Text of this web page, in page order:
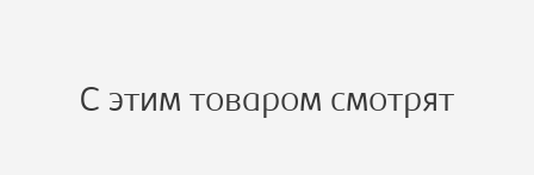
С этим товаром смотрят